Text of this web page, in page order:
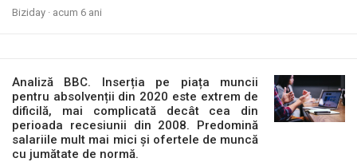
Biziday · acum 6 ani
Analiză BBC. Inserția pe piața muncii
pentru absolvenții din 2020 este extrem de
dificilă, mai complicată decât cea din
perioada recesiunii din 2008. Predomină
salariile mult mai mici și ofertele de muncă
cu jumătate de normă.